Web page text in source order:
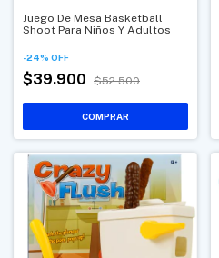
Juego De Mesa Basketball
Shoot Para Niños Y Adultos
-24% OFF
$39.900 $52.500